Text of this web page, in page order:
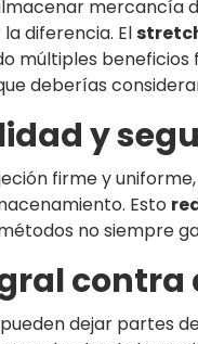
mercancía
diferencia. El
múltiples
deberías
y
firme y
Esto
no siempre
contra
dejar partes